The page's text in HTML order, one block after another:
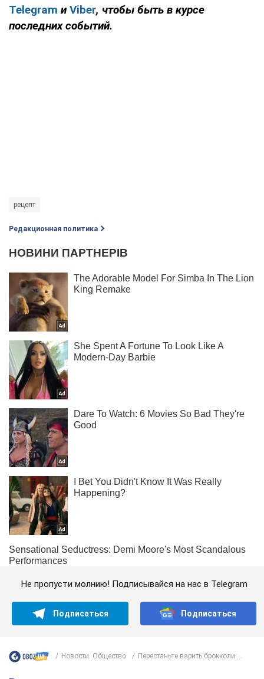
Telegram иViber, чтобы быть в курсе
последних событий.
рецепт
Редакционная политика
Не пропусти молнию! Подписывайся на нас в Telegram
Подписаться Подписаться
Новости. Общество Перестаньте варить брокколи:...